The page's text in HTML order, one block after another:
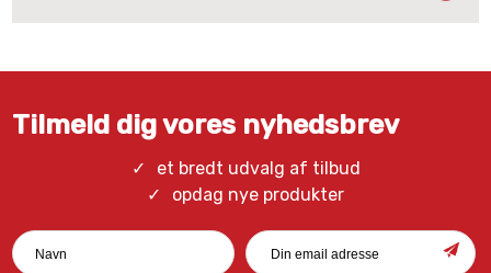
Tilmeld dig vores nyhedsbrev
et bredt udvalg af tilbud
opdag nye produkter